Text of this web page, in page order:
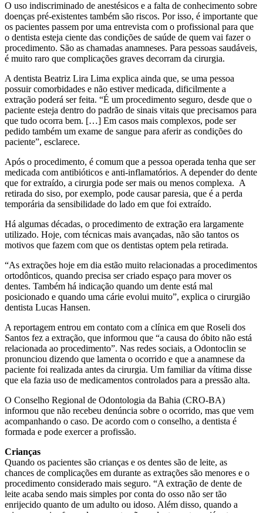
O uso indiscriminado de anestésicos e a falta de conhecimento sobre
doenças pré-existentes também são riscos. Por isso, é importante que
os pacientes passem por uma entrevista com o profissional para que
o dentista esteja ciente das condições de saúde de quem vai fazer o
procedimento. São as chamadas anamneses. Para pessoas saudáveis,
é muito raro que complicações graves decorram da cirurgia.
A dentista Beatriz Lira Lima explica ainda que, se uma pessoa
possuir comorbidades e não estiver medicada, dificilmente a
extração poderá ser feita. “É um procedimento seguro, desde que o
paciente esteja dentro do padrão de sinais vitais que precisamos para
que tudo ocorra bem. […] Em casos mais complexos, pode ser
pedido também um exame de sangue para aferir as condições do
paciente”, esclarece.
Após o procedimento, é comum que a pessoa operada tenha que ser
medicada com antibióticos e anti-inflamatórios. A depender do dente
que for extraído, a cirurgia pode ser mais ou menos complexa. A
retirada do siso, por exemplo, pode causar paresia, que é a perda
temporária da sensibilidade do lado em que foi extraído.
Há algumas décadas, o procedimento de extração era largamente
utilizado. Hoje, com técnicas mais avançadas, não são tantos os
motivos que fazem com que os dentistas optem pela retirada.
“As extrações hoje em dia estão muito relacionadas a procedimentos
ortodônticos, quando precisa ser criado espaço para mover os
dentes. Também há indicação quando um dente está mal
posicionado e quando uma cárie evolui muito”, explica o cirurgião
dentista Lucas Hansen.
A reportagem entrou em contato com a clínica em que Roseli dos
Santos fez a extração, que informou que “a causa do óbito não está
relacionada ao procedimento”. Nas redes sociais, a Odontoclin se
pronunciou dizendo que lamenta o ocorrido e que a anamnese da
paciente foi realizada antes da cirurgia. Um familiar da vítima disse
que ela fazia uso de medicamentos controlados para a pressão alta.
O Conselho Regional de Odontologia da Bahia (CRO-BA)
informou que não recebeu denúncia sobre o ocorrido, mas que vem
acompanhando o caso. De acordo com o conselho, a dentista é
formada e pode exercer a profissão.
Crianças
Quando os pacientes são crianças e os dentes são de leite, as
chances de complicações em durante as extrações são menores e o
procedimento considerado mais seguro. “A extração de dente de
leite acaba sendo mais simples por conta do osso não ser tão
enrijecido quanto de um adulto ou idoso. Além disso, quando a